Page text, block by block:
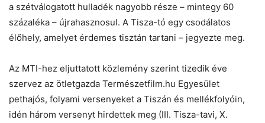
a szétválogatott hulladék nagyobb része – mintegy 60
százaléka – újrahasznosul. A Tisza-tó egy csodálatos
élőhely, amelyet érdemes tisztán tartani – jegyezte meg.
Az MTI-hez eljuttatott közlemény szerint tizedik éve
szervez az ötletgazda Természetfilm.hu Egyesület
pethajós, folyami versenyeket a Tiszán és mellékfolyóin,
idén három versenyt hirdettek meg (III. Tisza-tavi, X.